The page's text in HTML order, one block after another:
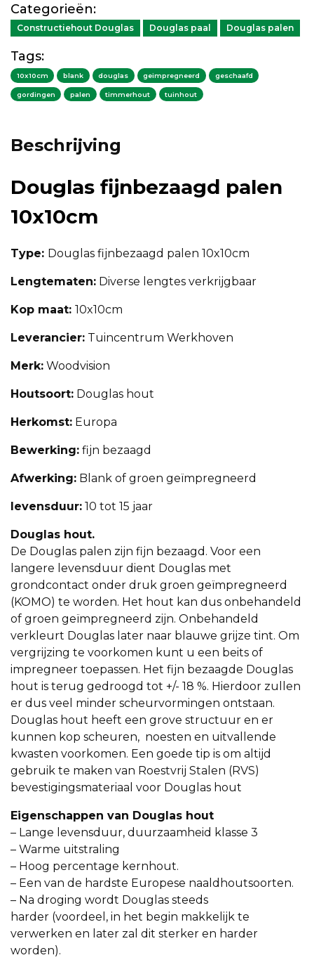
Categorieën:
Constructiehout Douglas Douglas paal Douglas palen
Tags:
10x10cm blank douglas geimpregneerd geschaafd
gordingen palen timmerhout tuinhout
Beschrijving
Douglas fijnbezaagd palen
10x10cm
Type: Douglas fijnbezaagd palen 10x10cm
Lengtematen: Diverse lengtes verkrijgbaar
Kop maat: 10x10cm
Leverancier: Tuincentrum Werkhoven
Merk: Woodvision
Houtsoort: Douglas hout
Herkomst: Europa
Bewerking: fijn bezaagd
Afwerking: Blank of groen geïmpregneerd
levensduur: 10 tot 15 jaar
Douglas hout.
De Douglas palen zijn fijn bezaagd. Voor een
langere levensduur dient Douglas met
grondcontact onder druk groen geïmpregneerd
(KOMO) te worden. Het hout kan dus onbehandeld
of groen geïmpregneerd zijn. Onbehandeld
verkleurt Douglas later naar blauwe grijze tint. Om
vergrijzing te voorkomen kunt u een beits of
impregneer toepassen. Het fijn bezaagde Douglas
hout is terug gedroogd tot +/- 18 %. Hierdoor zullen
er dus veel minder scheurvormingen ontstaan.
Douglas hout heeft een grove structuur en er
kunnen kop scheuren, noesten en uitvallende
kwasten voorkomen. Een goede tip is om altijd
gebruik te maken van Roestvrij Stalen (RVS)
bevestigingsmateriaal voor Douglas hout
Eigenschappen van Douglas hout
– Lange levensduur, duurzaamheid klasse 3
– Warme uitstraling
– Hoog percentage kernhout.
– Een van de hardste Europese naaldhoutsoorten.
– Na droging wordt Douglas steeds
harder (voordeel, in het begin makkelijk te
verwerken en later zal dit sterker en harder
worden).